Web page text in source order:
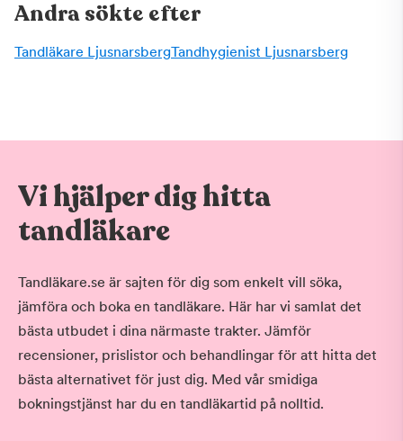
Andra sökte efter
Tandläkare LjusnarsbergTandhygienist Ljusnarsberg
Vi hjälper dig hitta
tandläkare
Tandläkare.se är sajten för dig som enkelt vill söka,
jämföra och boka en tandläkare. Här har vi samlat det
bästa utbudet i dina närmaste trakter. Jämför
recensioner, prislistor och behandlingar för att hitta det
bästa alternativet för just dig. Med vår smidiga
bokningstjänst har du en tandläkartid på nolltid.